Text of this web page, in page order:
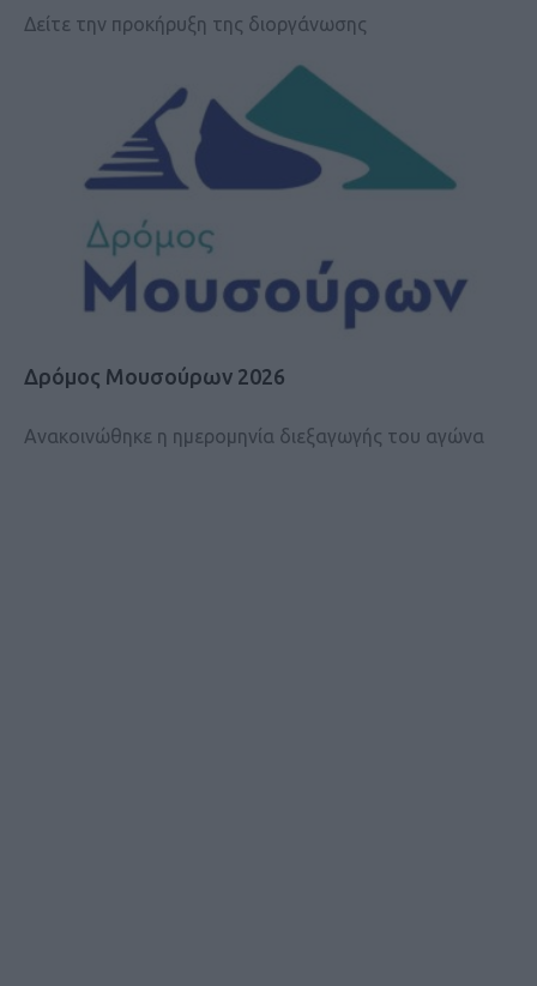
Δείτε την προκήρυξη της διοργάνωσης
Δρόμος Μουσούρων 2026
Ανακοινώθηκε η ημερομηνία διεξαγωγής του αγώνα